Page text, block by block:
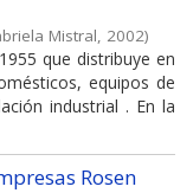
Mistral, 2002)
que distribuye en
equipos de
industrial . En la
Rosen